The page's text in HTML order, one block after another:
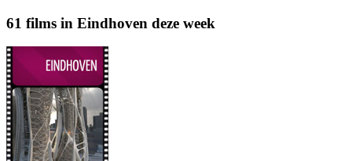
61 films in Eindhoven deze week